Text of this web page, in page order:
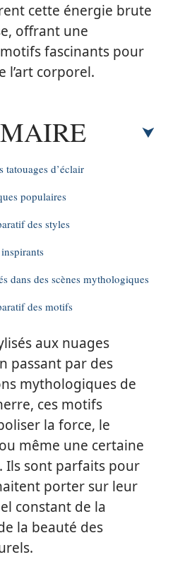
cette énergie brute
offrant une
fascinants pour
l’art corporel.
tatouages d’éclair
populaires
des styles
dans des scènes mythologiques
des motifs
aux nuages
passant par des
mythologiques de
ces motifs
la force, le
même une certaine
Ils sont parfaits pour
porter sur leur
constant de la
la beauté des